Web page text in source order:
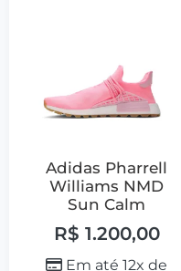
Adidas Pharrell
Williams NMD
Sun Calm
R$ 1.200,00
Em até 12x de